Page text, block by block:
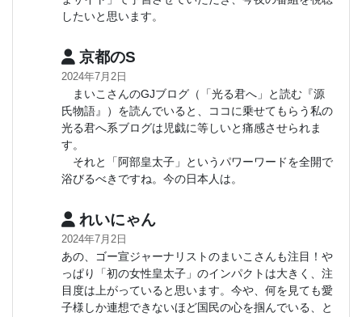
したいと思います。
京都のS
2024年7月2日
まいこさんのGJブログ（「光る君へ」と読む『源
氏物語』）を読んでいると、ココに乗せてもらう私の
光る君へ系ブログは児戯に等しいと痛感させられま
す。
それと「阿部皇太子」というパワーワードを全開で
浴びるべきですね。今の日本人は。
れいにゃん
2024年7月2日
あの、ゴー宣ジャーナリストのまいこさんも注目！や
っぱり「初の女性皇太子」のインパクトは大きく、注
目度は上がっていると思います。今や、何を見ても愛
子様しか連想できないほど国民の心を掴んでいる、と